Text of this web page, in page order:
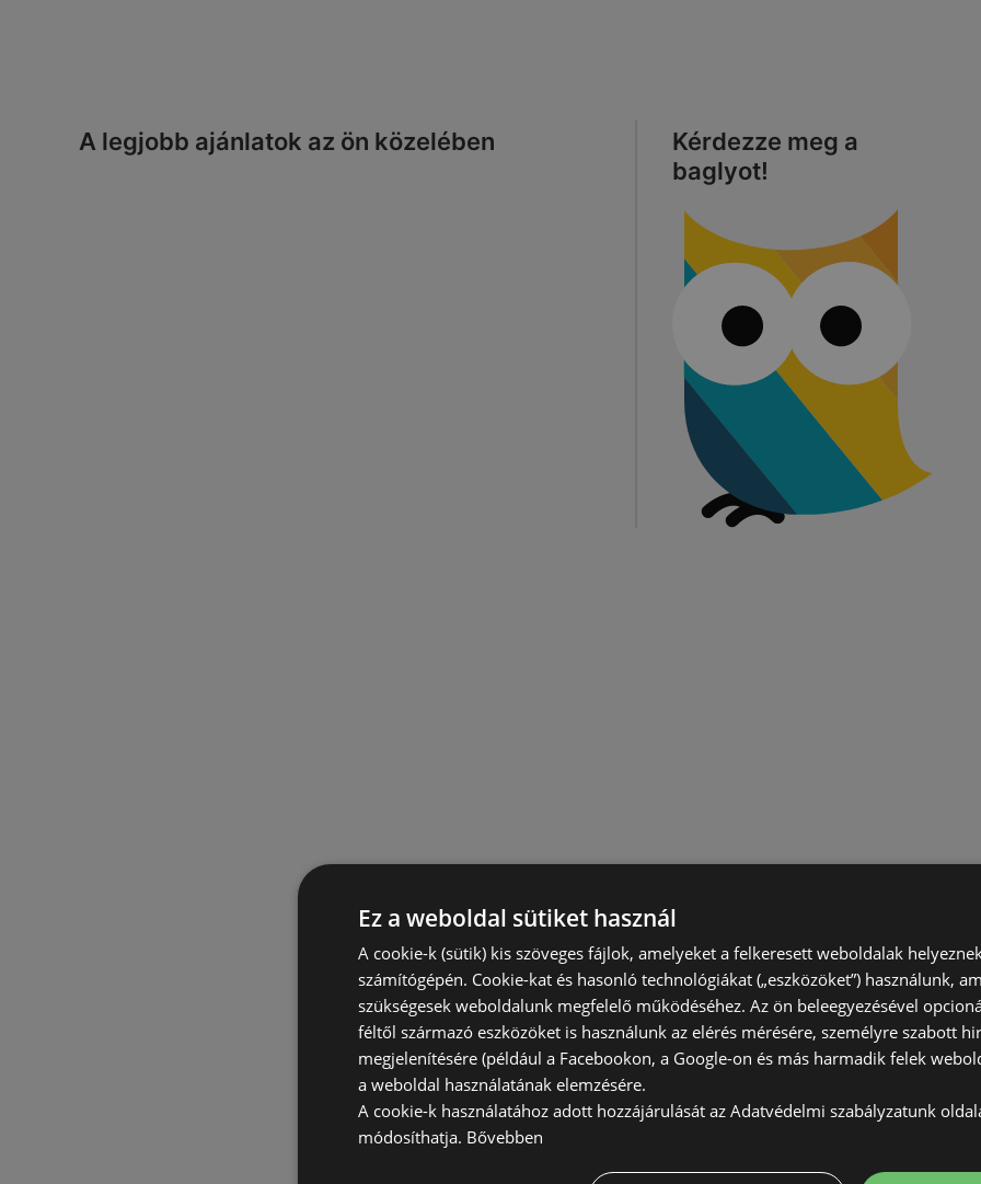
A legjobb ajánlatok az ön közelében
Kérdezze meg a
baglyot!
Ez a weboldal sütiket használ
A cookie-k (sütik) kis szöveges fájlok, amelyeket a felkeresett weboldalak
számítógépén. Cookie-kat és hasonló technológiákat („eszközöket”) használunk,
szükségesek weboldalunk megfelelő működéséhez. Az ön beleegyezésével
féltől származó eszközöket is használunk az elérés mérésére, személyre szabott
megjelenítésére (például a Facebookon, a Google-on és más harmadik felek
a weboldal használatának elemzésére.
A cookie-k használatához adott hozzájárulását az Adatvédelmi szabályzatunk
módosíthatja. Bővebben